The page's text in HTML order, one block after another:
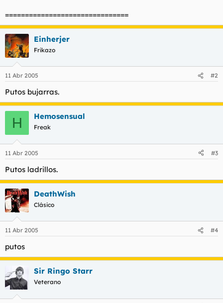
===============================
Einherjer
Frikazo
11 Abr 2005 #2
Putos bujarras.
H Hemosensual
Freak
11 Abr 2005 #3
Putos ladrillos.
DeathWish
Clásico
11 Abr 2005 #4
putos
Sir Ringo Starr
Veterano